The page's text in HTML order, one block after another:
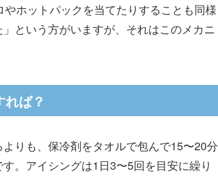
ホットパックを当てたりすることも同様
という方がいますが、それはこのメカニ
ば？
りも、保冷剤をタオルで包んで15〜20分
。アイシングは1日3〜5回を目安に繰り